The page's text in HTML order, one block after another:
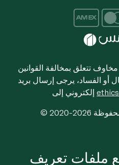
تتعلق بمخالفة القوانين
أو الفساد، يرجى إرسال بريد
محفوظة
ملفات تعريف